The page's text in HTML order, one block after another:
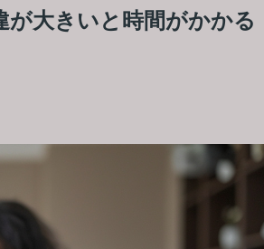
が大きいと時間がかかる